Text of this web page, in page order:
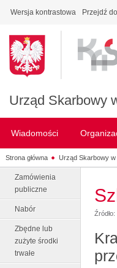
Wersja kontrastowa Przejdź
Urząd Skarbowy
Wiadomości
Strona główna Urząd Skarbowy
Zamówienia
publiczne
Nabór
Zbędne lub
zużyte środki
trwałe